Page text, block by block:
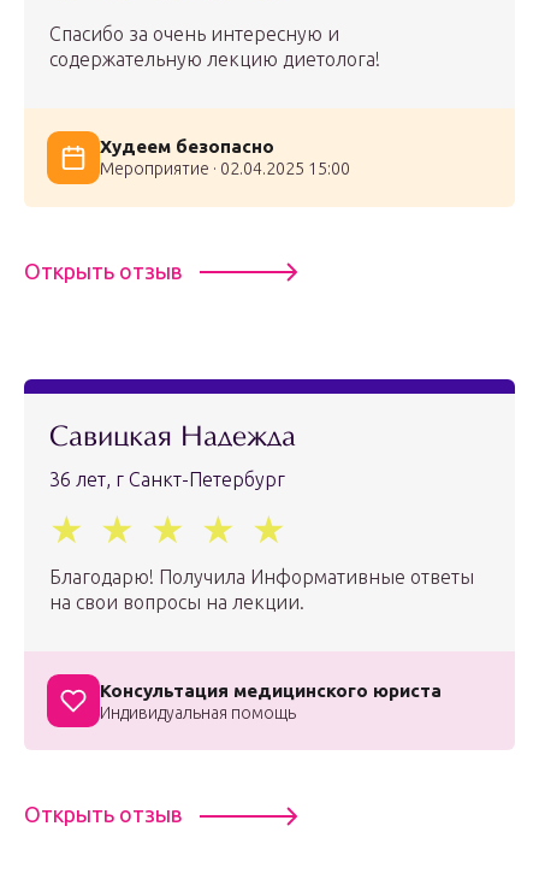
Спасибо за очень интересную и
содержательную лекцию диетолога!
Худеем безопасно
Мероприятие · 02.04.2025 15:00
Открыть отзыв
Савицкая Надежда
36 лет, г Санкт-Петербург
Благодарю! Получила Информативные ответы
на свои вопросы на лекции.
Консультация медицинского юриста
Индивидуальная помощь
Открыть отзыв